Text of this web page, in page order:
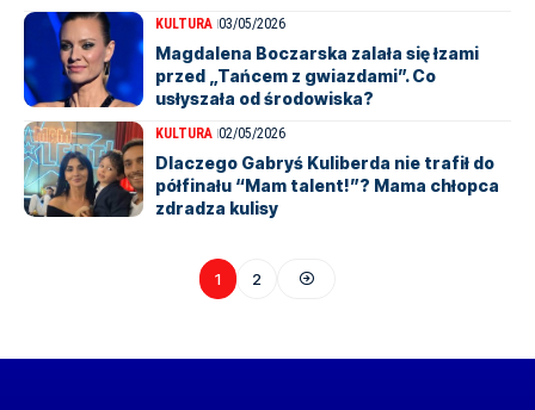
KULTURA 03/05/2026
Magdalena Boczarska zalała się łzami
przed „Tańcem z gwiazdami”. Co
usłyszała od środowiska?
KULTURA 02/05/2026
Dlaczego Gabryś Kuliberda nie trafił do
półfinału “Mam talent!”? Mama chłopca
zdradza kulisy
1 2